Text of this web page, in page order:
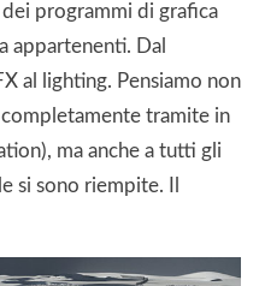
programmi di grafica
appartenenti. Dal
al lighting. Pensiamo non
tramite in
ma anche a tutti gli
si sono riempite. Il